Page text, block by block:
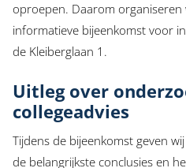
oproepen. Daarom
informatieve bijeenkomst voor
de Kleiberglaan 1.
Uitleg over
collegeadvies
Tijdens de bijeenkomst geven
de belangrijkste conclusies en